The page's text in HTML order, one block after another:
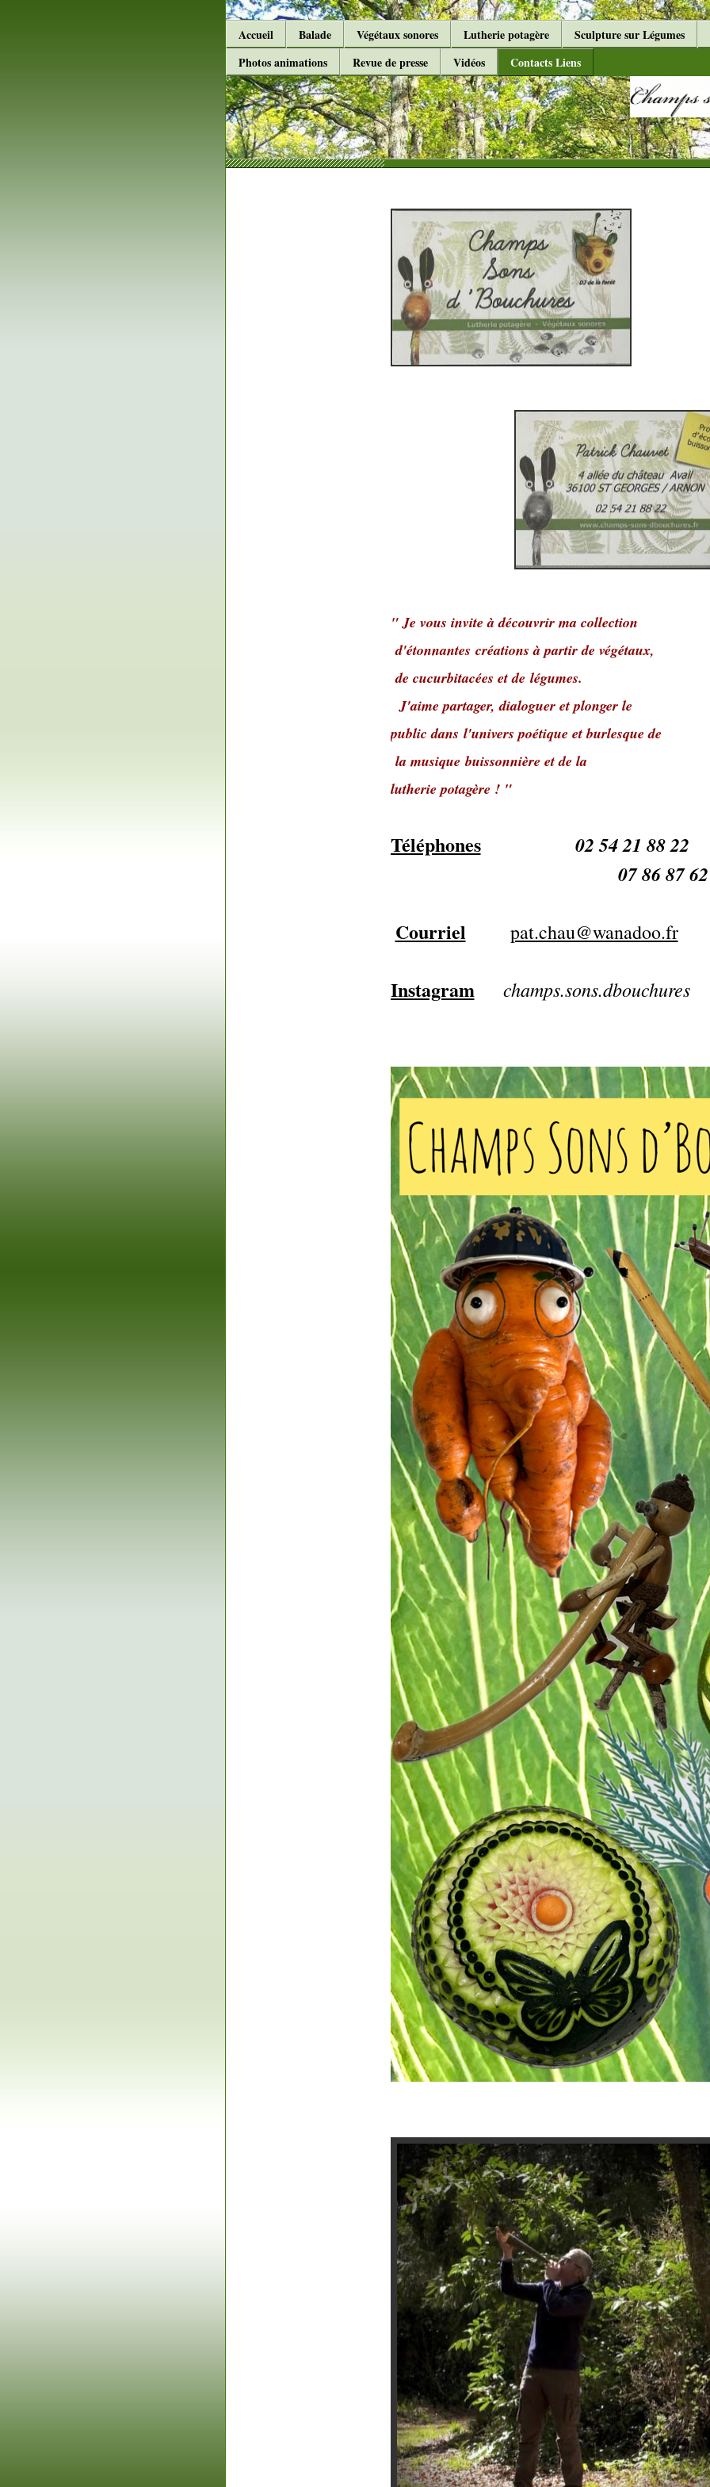
Accueil Balade Végétaux sonores Lutherie potagère Sculpture sur Légumes
Photos animations
Revue de presse Vidéos Contacts Liens
" Je vous invite à découvrir ma collection
d'étonnantes créations à partir de végétaux,
de cucurbitacées et de légumes.
J'aime partager, dialoguer et plonger le
public dans l'univers poétique et burlesque de
la musiquebuissonnière et de la
lutherie potagère ! "
Téléphones
02 54 21 88 22
07 86 87
Courriel pat.chau@wanadoo.fr
Instagram champs.sons.dbouchures